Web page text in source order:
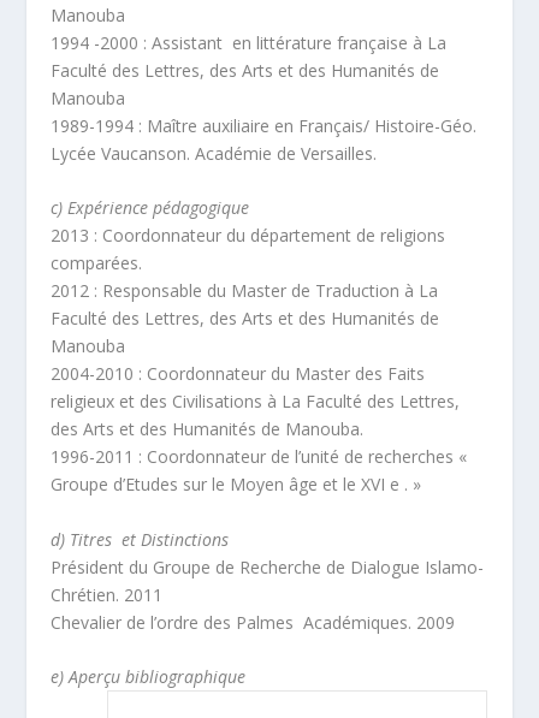
Manouba
1994 -2000 : Assistant en littérature française à La
Faculté des Lettres, des Arts et des Humanités de
Manouba
1989-1994 : Maître auxiliaire en Français/ Histoire-Géo.
Lycée Vaucanson. Académie de Versailles.
c) Expérience pédagogique
2013 : Coordonnateur du département de religions
comparées.
2012 : Responsable du Master de Traduction à La
Faculté des Lettres, des Arts et des Humanités de
Manouba
2004-2010 : Coordonnateur du Master des Faits
religieux et des Civilisations à La Faculté des Lettres,
des Arts et des Humanités de Manouba.
1996-2011 : Coordonnateur de l’unité de recherches «
Groupe d’Etudes sur le Moyen âge et le XVI e . »
d) Titres et Distinctions
Président du Groupe de Recherche de Dialogue Islamo-
Chrétien. 2011
Chevalier de l’ordre des Palmes Académiques. 2009
e) Aperçu bibliographique